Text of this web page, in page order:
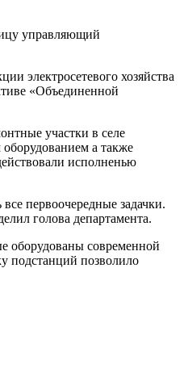
управляющий
электросетевого хозяйства
«Объединенной
участки в селе
а также
исполненью
первоочередные задачки.
голова департамента.
оборудованы современной
подстанций позволило